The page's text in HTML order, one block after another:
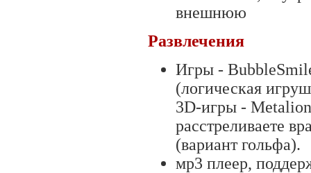
внешнюю
Развлечения
Игры -
(логическая
3D-игры -
расстреливаете
(вариант гольфа).
мр3 плеер,